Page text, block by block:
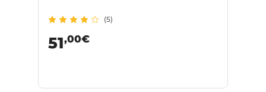
(5)
51,00€